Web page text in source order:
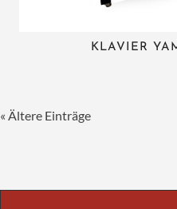
KLAVIER
« Ältere Einträge